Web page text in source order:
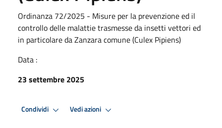
Ordinanza 72/2025 - Misure per la prevenzione ed il
controllo delle malattie trasmesse da insetti vettori ed
in particolare da Zanzara comune (Culex Pipiens)
Data :
23 settembre 2025
Condividi Vedi azioni